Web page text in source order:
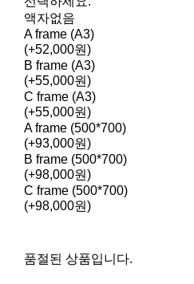
액자없음
A frame (A3)
(+52,000원)
B frame (A3)
(+55,000원)
C frame (A3)
(+55,000원)
A frame (500*700)
(+93,000원)
B frame (500*700)
(+98,000원)
C frame (500*700)
(+98,000원)
품절된 상품입니다.